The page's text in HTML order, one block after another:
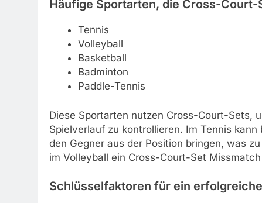
Häufige Sportarten, die Cross-Court-
Tennis
Volleyball
Basketball
Badminton
Paddle-Tennis
Diese Sportarten nutzen Cross-Court-Sets,
Spielverlauf zu kontrollieren. Im Tennis
den Gegner aus der Position bringen, was
im Volleyball ein Cross-Court-Set
Schlüsselfaktoren für ein